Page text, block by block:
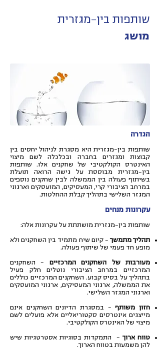
שותפות בין-מגזרית
מושג
הגדרה
שותפות בין-מגזרית היא מסגרת לניהול יחסים בין
קבוצות ומגזרים בחברה ובכלכלה לשם מיצוי
האינטרס הקולקטיבי של שחקנים אלו. שותפות
בין-מגזרית מבוססת על גישה הרואה תועלת
בשיתוף פעולה בין הממשלה לבין שחקנים נוספים
במרחב הציבורי קרי, המעסיקים, המועסקים וארגוני
המגזר השלישי בתהליך קבלת ההחלטות.
עקרונות מנחים
שותפות בין-מגזרית מושתתת על עקרונות אלה:
תהליך מתמשך – קיום שיח מתמיד בין השחקנים ולא
מופע חד פעמי של שיתוף פעולה.
מעורבות של השחקנים המרכזיים – השחקנים
המרכזיים במרחב הציבורי נוטלים חלק פעיל
בתהליך על בסיס קבוע. השחקנים המרכזיים כוללים
את הממשלה, ארגוני המעסיקים, ארגוני המועסקים
וארגוני המגזר השלישי.
חזון משותף– במסגרת הדיונים השחקנים אינם
מייצגים אינטרסים סקטוריאליים אלא פועלים לשם
מיצוי של האינטרס הקולקטיבי.
טווח ארוך – התמקדות בסוגיות אסטרטגיות שיש
להן משמעות בטווח הארוך.